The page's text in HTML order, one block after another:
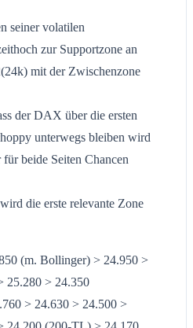
seiner volatilen
zur Supportzone an
mit der Zwischenzone
der DAX über die ersten
unterwegs bleiben wird
beide Seiten Chancen
die erste relevante Zone
(m. Bollinger) > 24.950 >
25.280 > 24.350
> 24.630 > 24.500 >